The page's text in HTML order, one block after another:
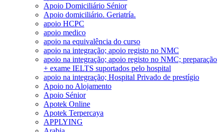
Apoio Domiciliário Sénior
Apoio domiciliário. Geriatría.
apoio HCPC
apoio medico
apoio na equivalência do curso
apoio na integração; apoio registo no NMC
apoio na integração; apoio registo no NMC; preparação
+ exame IELTS suportados pelo hospital
apoio na integração; Hospital Privado de prestígio
Apoio no Alojamento
Apoio Sénior
Apotek Online
Apotek Terpercaya
APPLYING